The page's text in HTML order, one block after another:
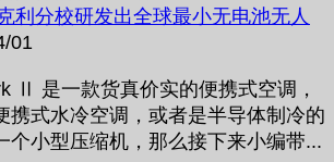
利分校研发出全球最小无电池无人
01
Ⅱ 是一款货真价实的便携式空调，
携式水冷空调，或者是半导体制冷的
个小型压缩机，那么接下来小编带...